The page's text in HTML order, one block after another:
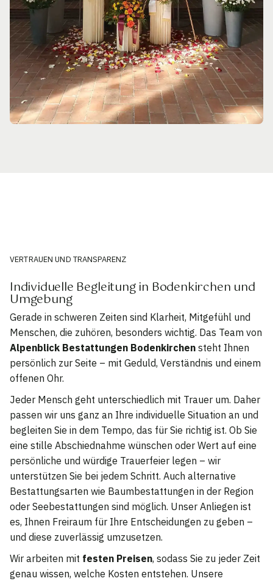
VERTRAUEN UND TRANSPARENZ
Individuelle Begleitung in Bodenkirchen und
Umgebung
Gerade in schweren Zeiten sind Klarheit, Mitgefühl und
Menschen, die zuhören, besonders wichtig. Das Team von
Alpenblick Bestattungen Bodenkirchen steht Ihnen
persönlich zur Seite – mit Geduld, Verständnis und einem
offenen Ohr.
Jeder Mensch geht unterschiedlich mit Trauer um. Daher
passen wir uns ganz an Ihre individuelle Situation an und
begleiten Sie in dem Tempo, das für Sie richtig ist. Ob Sie
eine stille Abschiednahme wünschen oder Wert auf eine
persönliche und würdige Trauerfeier legen – wir
unterstützen Sie bei jedem Schritt. Auch alternative
Bestattungsarten wie Baumbestattungen in der Region
oder Seebestattungen sind möglich. Unser Anliegen ist
es, Ihnen Freiraum für Ihre Entscheidungen zu geben –
und diese zuverlässig umzusetzen.
Wir arbeiten mit festen Preisen, sodass Sie zu jeder Zeit
genau wissen, welche Kosten entstehen. Unsere